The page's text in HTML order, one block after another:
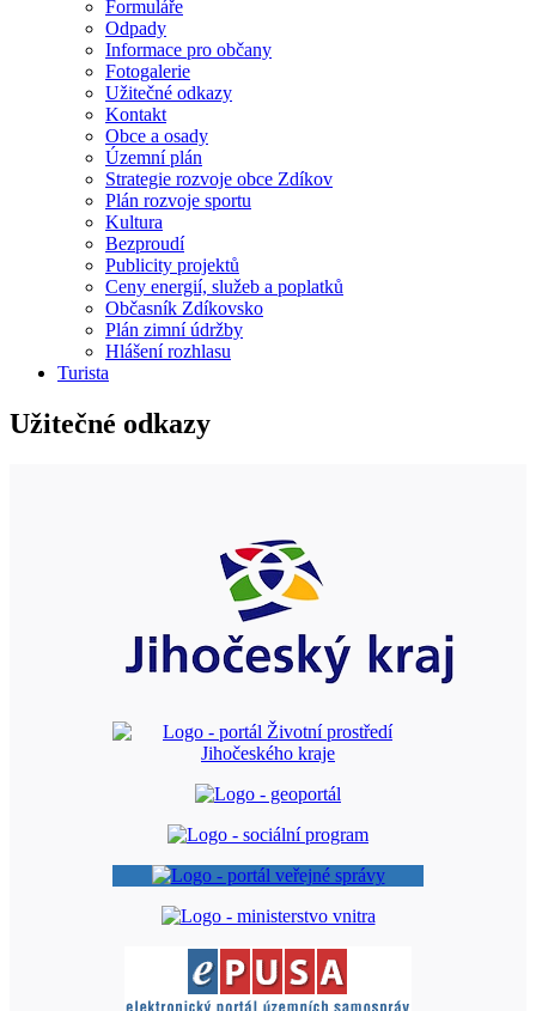
Formuláře
Odpady
Informace pro občany
Fotogalerie
Užitečné odkazy
Kontakt
Obce a osady
Územní plán
Strategie rozvoje obce Zdíkov
Plán rozvoje sportu
Kultura
Bezproudí
Publicity projektů
Ceny energií, služeb a poplatků
Občasník Zdíkovsko
Plán zimní údržby
Hlášení rozhlasu
Turista
Užitečné odkazy